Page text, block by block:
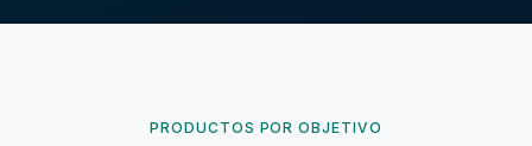
PRODUCTOS POR OBJETIVO